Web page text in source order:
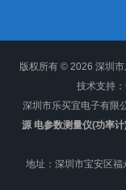
版权所有 © 2026 深圳
技术支持：
深圳市乐买宜电子有限
源 电参数测量仪(功率
地址：深圳市宝安区